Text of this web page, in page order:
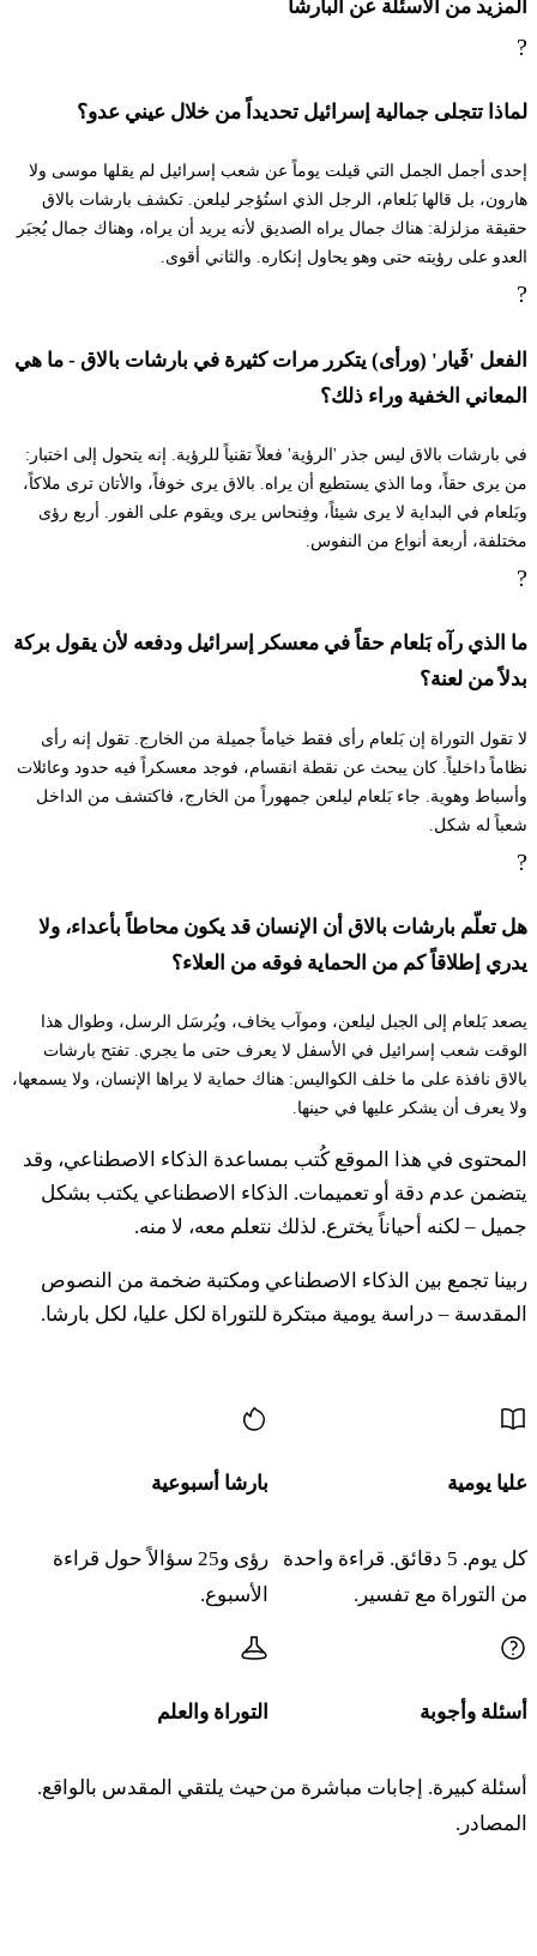
עַד יֹאכַל טֶרֶף וְדַם חֲלָלִים יִשְׁתֶּה׃
٢٤ هِن عام كِلافي ياقوم فِخَأري يِتنَسّا لُ يِشكَّف عَد يُخال
طيرِف فِدَم حَلاليم يِشتّي
כה
וַיֹּאמֶר בָּלָק אֶל בִּלְעָם גַּם קֹב לֹא תִקֳּבֶנּוּ גַּם
٢٥ فَيُّمِر بَلاق إل بِلعام غَم قُف لُ تِقُّفينّو غَم باريخ لُ
تِفاراخِنّو
וַיַּעַן בִּלְעָם וַיֹּאמֶר אֶל בָּלָק הֲלֹא דִּבַּרְתִּי אֵלֶיךָ
לֵאמֹר כֹּל אֲשֶׁר יְדַבֵּר יְדוָד אֹתוֹ אֶעֱשֶׂה׃
يِدَبّير أدوناي أُتُ إعِسي
المزيد من الأسئلة عن البارشا
?
لماذا تتجلى جمالية إسرائيل تحديداً من خلال عيني عدو؟
إحدى أجمل الجمل التي قيلت يوماً عن شعب إسرائيل لم يقلها موسى ولا
هارون، بل قالها بَلعام، الرجل الذي استُؤجر ليلعن. تكشف بارشات بالاق
حقيقة مزلزلة: هناك جمال يراه الصديق لأنه يريد أن يراه، وهناك جمال يُجبَر
العدو على رؤيته حتى وهو يحاول إنكاره. والثاني أقوى.
?
الفعل 'ڤَيار' (ورأى) يتكرر مرات كثيرة في بارشات بالاق - ما هي
المعاني الخفية وراء ذلك؟
في بارشات بالاق ليس جذر 'الرؤية' فعلاً تقنياً للرؤية. إنه يتحول إلى اختبار:
من يرى حقاً، وما الذي يستطيع أن يراه. بالاق يرى خوفاً، والأتان ترى ملاكاً،
وبَلعام في البداية لا يرى شيئاً، وفِنحاس يرى ويقوم على الفور. أربع رؤى
مختلفة، أربعة أنواع من النفوس.
?
ما الذي رآه بَلعام حقاً في معسكر إسرائيل ودفعه لأن يقول بركة
بدلاً من لعنة؟
لا تقول التوراة إن بَلعام رأى فقط خياماً جميلة من الخارج. تقول إنه رأى
نظاماً داخلياً. كان يبحث عن نقطة انقسام، فوجد معسكراً فيه حدود وعائلات
وأسباط وهوية. جاء بَلعام ليلعن جمهوراً من الخارج، فاكتشف من الداخل
شعباً له شكل.
?
هل تعلّم بارشات بالاق أن الإنسان قد يكون محاطاً بأعداء، ولا
يدري إطلاقاً كم من الحماية فوقه من العلاء؟
يصعد بَلعام إلى الجبل ليلعن، وموآب يخاف، ويُرسَل الرسل، وطوال هذا
الوقت شعب إسرائيل في الأسفل لا يعرف حتى ما يجري. تفتح بارشات
بالاق نافذة على ما خلف الكواليس: هناك حماية لا يراها الإنسان، ولا يسمعها،
ولا يعرف أن يشكر عليها في حينها.
المحتوى في هذا الموقع كُتب بمساعدة الذكاء الاصطناعي، وقد
يتضمن عدم دقة أو تعميمات. الذكاء الاصطناعي يكتب بشكل
جميل – لكنه أحياناً يخترع. لذلك نتعلم معه، لا منه.
ربينا تجمع بين الذكاء الاصطناعي ومكتبة ضخمة من النصوص
المقدسة – دراسة يومية مبتكرة للتوراة لكل عليا، لكل بارشا.
عليا يومية
كل يوم. 5 دقائق. قراءة واحدة
من التوراة مع تفسير.
بارشا أسبوعية
رؤى و25 سؤالاً حول قراءة
الأسبوع.
أسئلة وأجوبة
أسئلة كبيرة. إجابات مباشرة من
المصادر.
التوراة والعلم
حيث يلتقي المقدس بالواقع.